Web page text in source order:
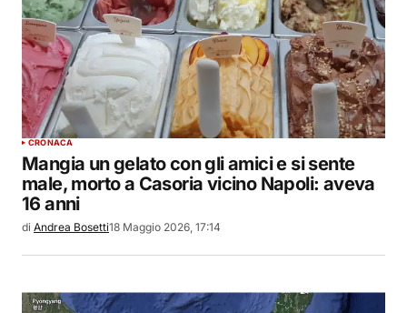
CRONACA
Mangia un gelato con gli amici e si sente
male, morto a Casoria vicino Napoli: aveva
16 anni
di Andrea Bosetti18 Maggio 2026, 17:14